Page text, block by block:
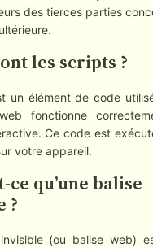
des tierces parties
les scripts ?
un élément de code
fonctionne
Ce code est
votre appareil.
ce qu’une balise
?
(ou balise web)